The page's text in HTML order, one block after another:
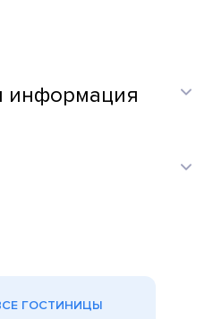
информация
ГОСТИНИЦЫ